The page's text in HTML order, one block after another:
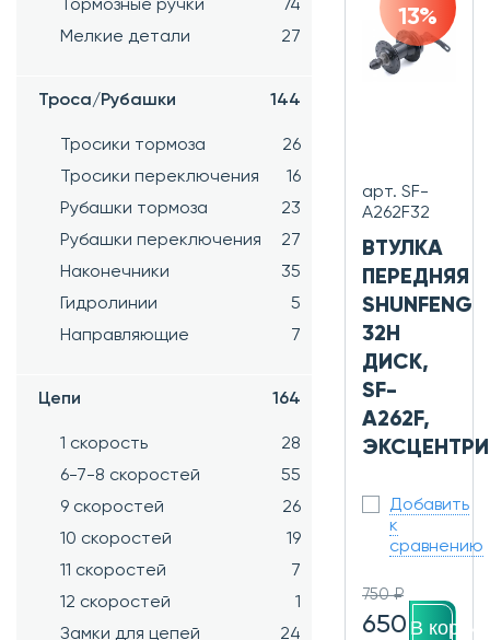
Тормозные ручки
74
Мелкие детали
27
Троса/Рубашки 144
Тросики тормоза
26
Тросики переключения
16
Рубашки тормоза
23
Рубашки переключения
27
Наконечники
35
Гидролинии
5
Направляющие
7
Цепи 164
1 скорость
28
6-7-8 скоростей
55
9 скоростей
26
10 скоростей
19
11 скоростей
7
12 скоростей
1
Замки для цепей
24
13%
арт. SF-
A262F32
ВТУЛКА
ПЕРЕДНЯЯ
SHUNFENG
32H
ДИСК,
SF-
A262F,
Добавить
к
сравнению
750 ₽
650 В